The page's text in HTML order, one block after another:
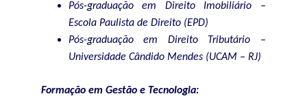
Pós-graduação em Direito Imobiliário –
Escola Paulista de Direito (EPD)
Pós-graduação em Direito Tributário –
Universidade Cândido Mendes (UCAM – RJ)
Formação em Gestão e Tecnologia: